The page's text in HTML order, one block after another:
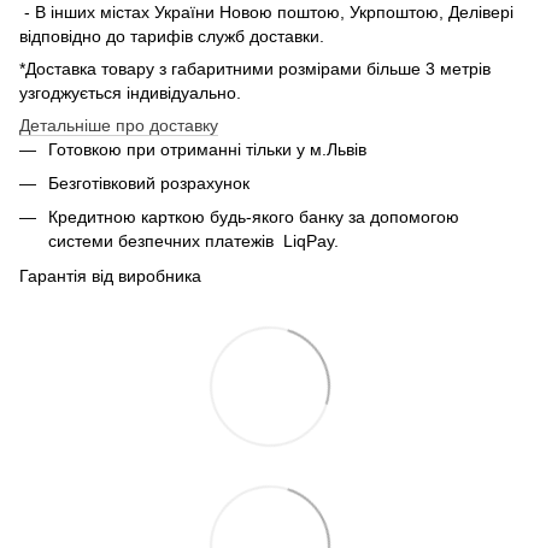
- В інших містах України Новою поштою, Укрпоштою, Делівері
відповідно до тарифів служб доставки.
*Доставка товару з габаритними розмірами більше 3 метрів
узгоджується індивідуально.
Детальніше про доставку
Готовкою при отриманні тільки у м.Львів
Безготівковий розрахунок
Кредитною карткою будь-якого банку за допомогою
системи безпечних платежів LiqPay.
Гарантія від виробника